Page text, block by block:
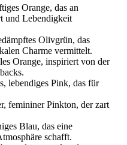
Orange, das an
und Lebendigkeit
Olivgrün, das
Charme vermittelt.
Orange, inspiriert von der
lebendiges Pink, das für
femininer Pinkton, der zart
Blau, das eine
schafft.